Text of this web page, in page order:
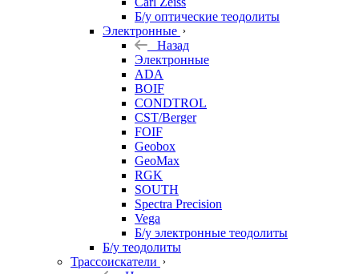
Б/у оптические теодолиты
Электронные
Назад
Электронные
ADA
BOIF
CONDTROL
CST/Berger
FOIF
Geobox
GeoMax
RGK
SOUTH
Spectra Precision
Vega
Б/у электронные теодолиты
Б/у теодолиты
Трассоискатели